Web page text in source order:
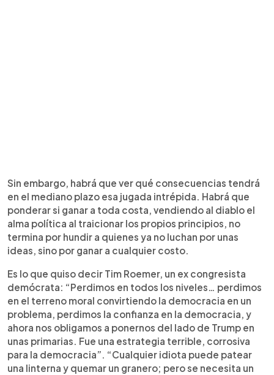
Sin embargo, habrá que ver qué consecuencias tendrá
en el mediano plazo esa jugada intrépida. Habrá que
ponderar si ganar a toda costa, vendiendo al diablo el
alma política al traicionar los propios principios, no
termina por hundir a quienes ya no luchan por unas
ideas, sino por ganar a cualquier costo.
Es lo que quiso decir Tim Roemer, un ex congresista
demócrata: “Perdimos en todos los niveles… perdimos
en el terreno moral convirtiendo la democracia en un
problema, perdimos la confianza en la democracia, y
ahora nos obligamos a ponernos del lado de Trump en
unas primarias. Fue una estrategia terrible, corrosiva
para la democracia”. “Cualquier idiota puede patear
una linterna y quemar un granero; pero se necesita un